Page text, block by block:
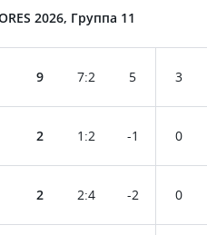
2026, Группа 11
9 7:2 5 3
2 1 :2 -1 0
2 2:4 -2 0